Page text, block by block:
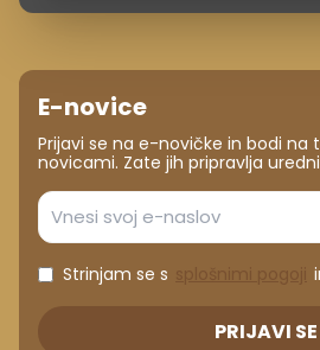
E-novice
Prijavi se na e-novičke in bodi na
novicami. Zate jih pripravlja
Strinjam se s
PRIJAVI SE